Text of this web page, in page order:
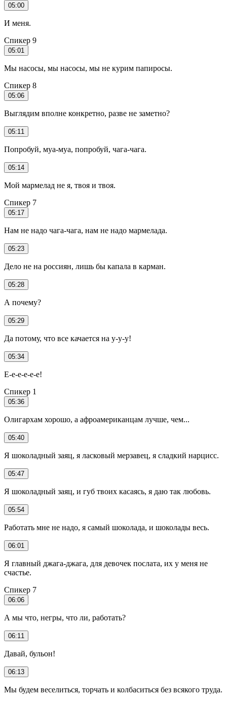
05:00
И меня.
Спикер 9
05:01
Мы насосы, мы насосы, мы не курим папиросы.
Спикер 8
05:06
Выглядим вполне конкретно, разве не заметно?
05:11
Попробуй, муа-муа, попробуй, чага-чага.
05:14
Мой мармелад не я, твоя и твоя.
Спикер 7
05:17
Нам не надо чага-чага, нам не надо мармелада.
05:23
Дело не на россиян, лишь бы капала в карман.
05:28
А почему?
05:29
Да потому, что все качается на у-у-у!
05:34
Е-е-е-е-е-е!
Спикер 1
05:36
Олигархам хорошо, а афроамериканцам лучше, чем...
05:40
Я шоколадный заяц, я ласковый мерзавец, я сладкий нарцисс.
05:47
Я шоколадный заяц, и губ твоих касаясь, я даю так любовь.
05:54
Работать мне не надо, я самый шоколада, и шоколады весь.
06:01
Я главный джага-джага, для девочек послата, их у меня не
счастье.
Спикер 7
06:06
А мы что, негры, что ли, работать?
06:11
Давай, бульон!
06:13
Мы будем веселиться, торчать и колбаситься без всякого труда.